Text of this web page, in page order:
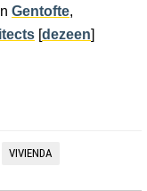
Gentofte,
[dezeen]
VIVIENDA